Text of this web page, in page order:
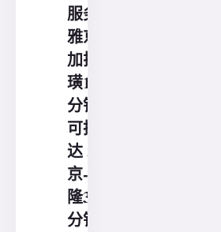
服务
雅京-
加拉
璜15
分钟
可抵
达 雅
京-万
隆36
分钟